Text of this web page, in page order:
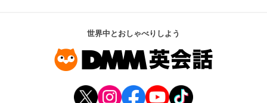
世界中とおしゃべりしよう